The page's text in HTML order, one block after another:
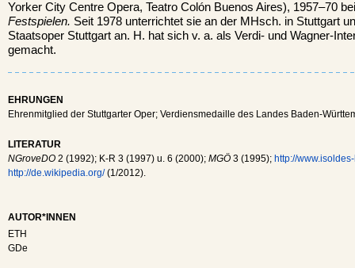
Yorker City Centre Opera, Teatro Colón Buenos Aires), 1957–70
Festspielen. Seit 1978 unterrichtet sie an der MHsch. in Stuttgart
Staatsoper Stuttgart an. H. hat sich v. a. als Verdi- und Wagner-
gemacht.
EHRUNGEN
Ehrenmitglied der Stuttgarter Oper; Verdiensmedaille des Landes Baden-
LITERATUR
NGroveDO 2 (1992); K-R 3 (1997) u. 6 (2000); MGÖ 3 (1995); http://
http://de.wikipedia.org/(1/2012).
AUTOR*INNEN
ETH
GDe